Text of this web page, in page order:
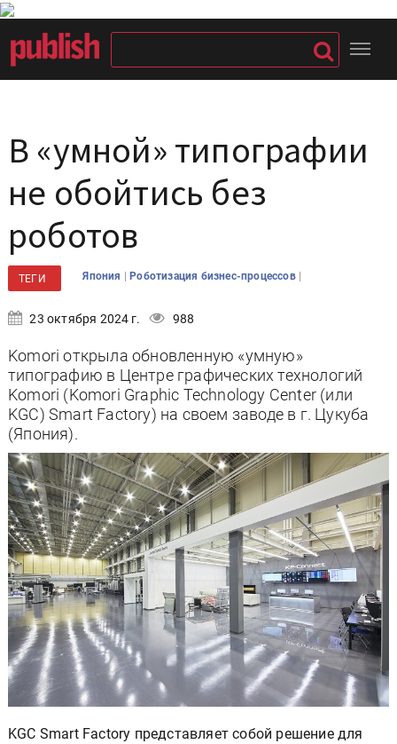
В «умной» типографии
не обойтись без
роботов
ТЕГИ Япония |Роботизация бизнес-процессов |
23 октября 2024 г. 988
Komori открыла обновленную «умную»
типографию в Центре графических технологий
Komori (Komori Graphic Technology Center (или
KGC) Smart Factory) на своем заводе в г. Цукуба
(Япония).
KGC Smart Factory представляет собой решение для